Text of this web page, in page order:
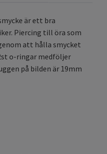
är ett bra
Piercing till öra som
att hålla smycket
o-ringar medföljer
på bilden är 19mm